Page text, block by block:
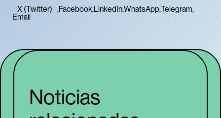
X (Twitter) Facebook LinkedInWhatsAppTelegram
Email
Noticias